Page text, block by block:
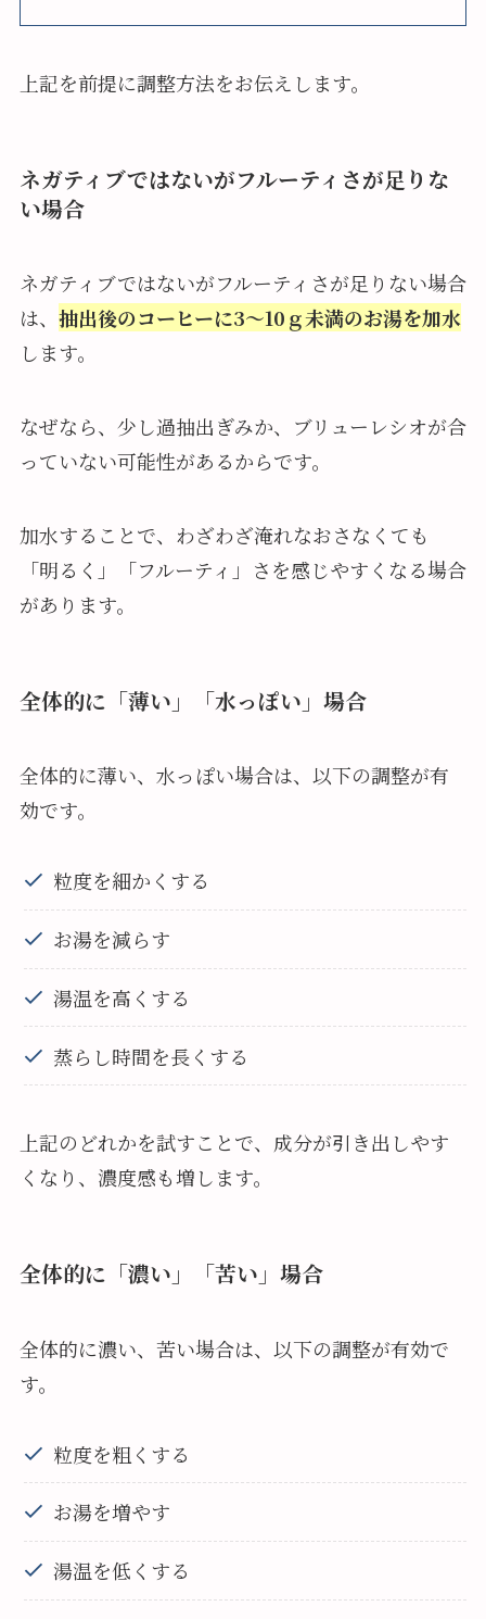
上記を前提に調整方法をお伝えします。
ネガティブではないがフルーティさが足りな
い場合
ネガティブではないがフルーティさが足りない場合
は、 抽出後のコーヒーに3～10ｇ未満のお湯を加水
します。
なぜなら、少し過抽出ぎみか、ブリューレシオが合
っていない可能性があるからです。
加水することで、わざわざ淹れなおさなくても
「明るく」「フルーティ」さを感じやすくなる場合
があります。
全体的に「薄い」「水っぽい」場合
全体的に薄い、水っぽい場合は、以下の調整が有
効です。
粒度を細かくする
お湯を減らす
湯温を高くする
蒸らし時間を長くする
上記のどれかを試すことで、成分が引き出しやす
くなり、濃度感も増します。
全体的に「濃い」「苦い」場合
全体的に濃い、苦い場合は、以下の調整が有効で
す。
粒度を粗くする
お湯を増やす
湯温を低くする